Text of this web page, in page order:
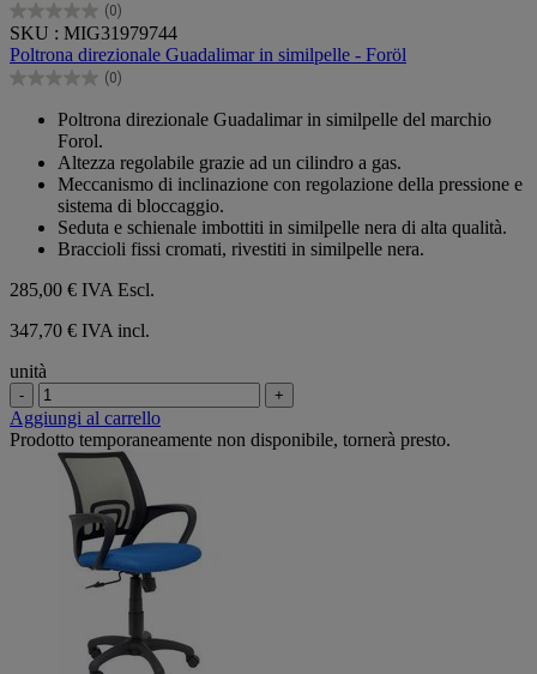
(0)
0.0
su
5
stelle.
SKU : MIG31979744
Poltrona direzionale Guadalimar in similpelle - Foröl
(0)
0.0
Poltrona direzionale Guadalimar in similpelle del marchio
Forol.
Altezza regolabile grazie ad un cilindro a gas.
Meccanismo di inclinazione con regolazione della pressione e
sistema di bloccaggio.
Seduta e schienale imbottiti in similpelle nera di alta qualità.
Braccioli fissi cromati, rivestiti in similpelle nera.
285,00 € IVA Escl.
347,70 € IVA incl.
unità
- +
Aggiungi al carrello
Prodotto temporaneamente non disponibile, tornerà presto.